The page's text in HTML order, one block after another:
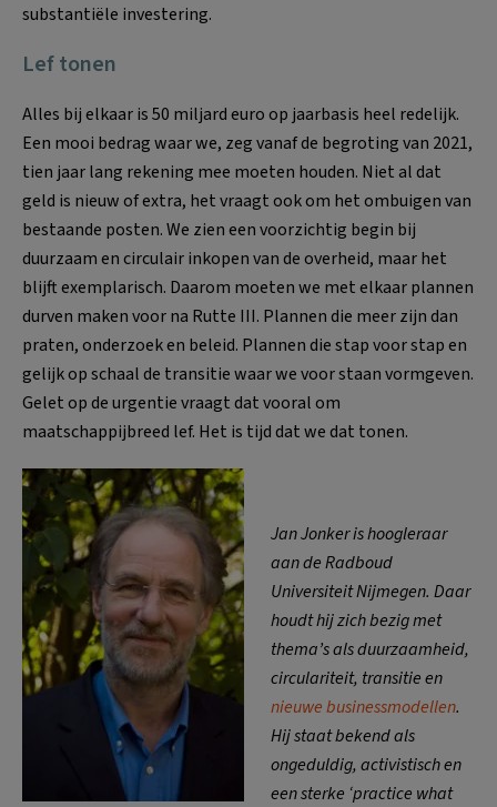
substantiële investering.
Lef tonen
Alles bij elkaar is 50 miljard euro op jaarbasis heel redelijk.
Een mooi bedrag waar we, zeg vanaf de begroting van 2021,
tien jaar lang rekening mee moeten houden. Niet al dat
geld is nieuw of extra, het vraagt ook om het ombuigen van
bestaande posten. We zien een voorzichtig begin bij
duurzaam en circulair inkopen van de overheid, maar het
blijft exemplarisch. Daarom moeten we met elkaar plannen
durven maken voor na Rutte III. Plannen die meer zijn dan
praten, onderzoek en beleid. Plannen die stap voor stap en
gelijk op schaal de transitie waar we voor staan vormgeven.
Gelet op de urgentie vraagt dat vooral om
maatschappijbreed lef. Het is tijd dat we dat tonen.
Jan Jonker is hoogleraar
aan de Radboud
Universiteit Nijmegen. Daar
houdt hij zich bezig met
thema’s als duurzaamheid,
circulariteit, transitie en
nieuwe businessmodellen.
Hij staat bekend als
ongeduldig, activistisch en
een sterke ‘practice what